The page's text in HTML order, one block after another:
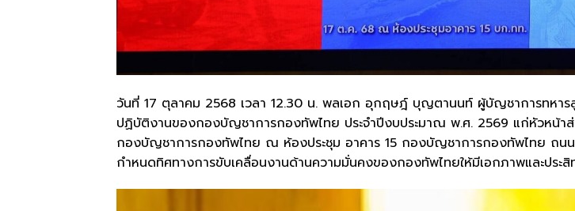
วันที่ 17 ตุลาคม 2568 เวลา 12.30 น. พลเอก อุกฤษฎ์ บุญตานนท์ ผู้บัญชาการทหาร
ปฏิบัติงานของกองบัญชาการกองทัพไทย ประจำปีงบประมาณ พ.ศ. 2569 แก่หัวหน้าส่
กองบัญชาการกองทัพไทย ณ ห้องประชุม อาคาร 15 กองบัญชาการกองทัพไทย ถน
กำหนดทิศทางการขับเคลื่อนงานด้านความมั่นคงของกองทัพไทยให้มีเอกภาพและประ